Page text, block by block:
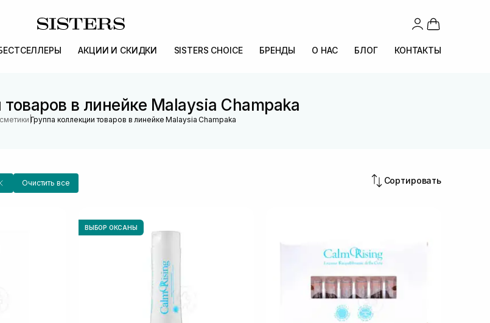
АКЦИИ И СКИДКИ SISTERS CHOICE БРЕНДЫ О НАС БЛОГ КОНТАКТЫ
в линейке Malaysia Champaka
|Группа коллекции товаров в линейке Malaysia Champaka
Очистить все Сортировать
ВЫБОР ОКСАНЫ